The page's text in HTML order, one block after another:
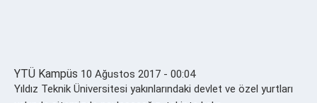
YTÜ Kampüs 10 Ağustos 2017 - 00:04
Yıldız Teknik Üniversitesi yakınlarındaki devlet ve özel yurtları